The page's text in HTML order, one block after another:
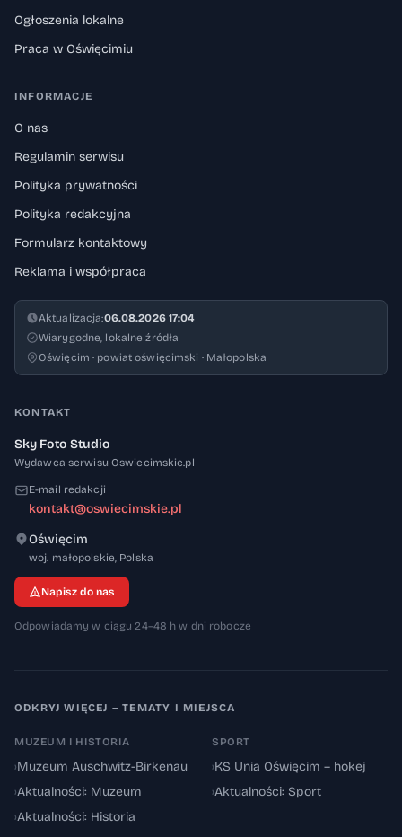
Ogłoszenia lokalne
Praca w Oświęcimiu
INFORMACJE
O nas
Regulamin serwisu
Polityka prywatności
Polityka redakcyjna
Formularz kontaktowy
Reklama i współpraca
Aktualizacja:06.08.2026 17:04
Wiarygodne, lokalne źródła
Oświęcim · powiat oświęcimski · Małopolska
KONTAKT
Sky Foto Studio
Wydawca serwisu Oswiecimskie.pl
E-mail redakcji
kontakt@oswiecimskie.pl
Oświęcim
woj. małopolskie, 32-600
Polska
Napisz do nas
Odpowiadamy w ciągu 24–48 h w dni robocze
ODKRYJ WIĘCEJ – TEMATY I MIEJSCA
MUZEUM I HISTORIA
›Muzeum Auschwitz-Birkenau
›Aktualności: Muzeum
›Aktualności: Historia
SPORT
›KS Unia Oświęcim – hokej
›Aktualności: Sport